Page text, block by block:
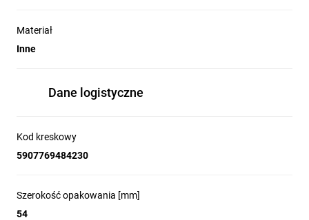
Materiał
Inne
Dane logistyczne
Kod kreskowy
5907769484230
Szerokość opakowania [mm]
54